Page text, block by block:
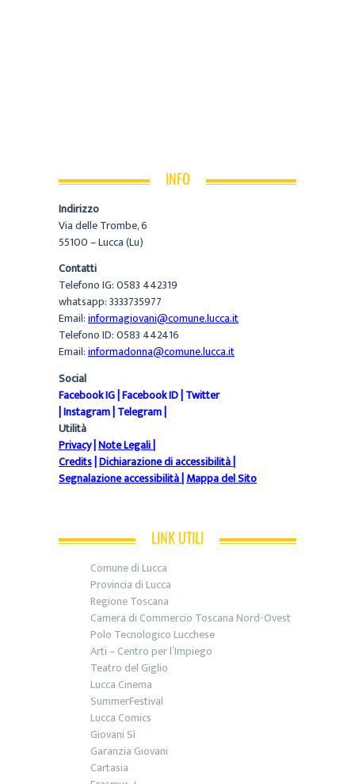
INFO
Indirizzo
Via delle Trombe, 6
55100 – Lucca (Lu)
Contatti
Telefono IG: 0583 442319
whatsapp: 3333735977
Email:informagiovani@comune.lucca.it
Telefono ID: 0583 442416
Email:informadonna@comune.lucca.it
Social
Facebook IG|Facebook ID|Twitter
|Instagram|Telegram|
Utilità
Privacy|Note Legali|
Credits|Dichiarazione di accessibilità|
Segnalazione accessibilità|Mappa del Sito
LINK UTILI
Comune di Lucca
Provincia di Lucca
Regione Toscana
Camera di Commercio Toscana Nord-Ovest
Polo Tecnologico Lucchese
Arti – Centro per l’Impiego
Teatro del Giglio
Lucca Cinema
SummerFestival
Lucca Comics
Giovani Sì
Garanzia Giovani
Cartasia